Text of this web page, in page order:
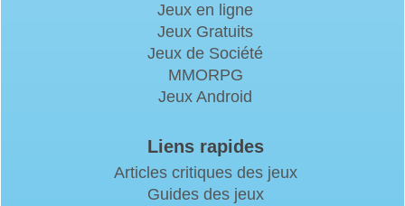
Jeux en ligne
Jeux Gratuits
Jeux de Société
MMORPG
Jeux Android
Liens rapides
Articles critiques des jeux
Guides des jeux